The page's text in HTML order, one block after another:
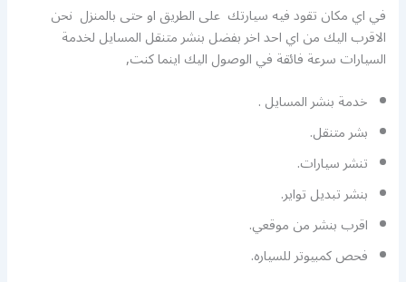
في اي مكان تقود فيه سيارتك على الطريق او حتى بالمنزل نحن
الاقرب اليك من اي احد اخر بفضل بنشر متنقل المسايل لخدمة
السيارات سرعة فائقة في الوصول اليك اينما كنت,
خدمة بنشر المسايل .
بشر متنقل.
تنشر سيارات.
بنشر تبديل تواير.
اقرب بنشر من موقعي.
فحص كمبيوتر للسياره.